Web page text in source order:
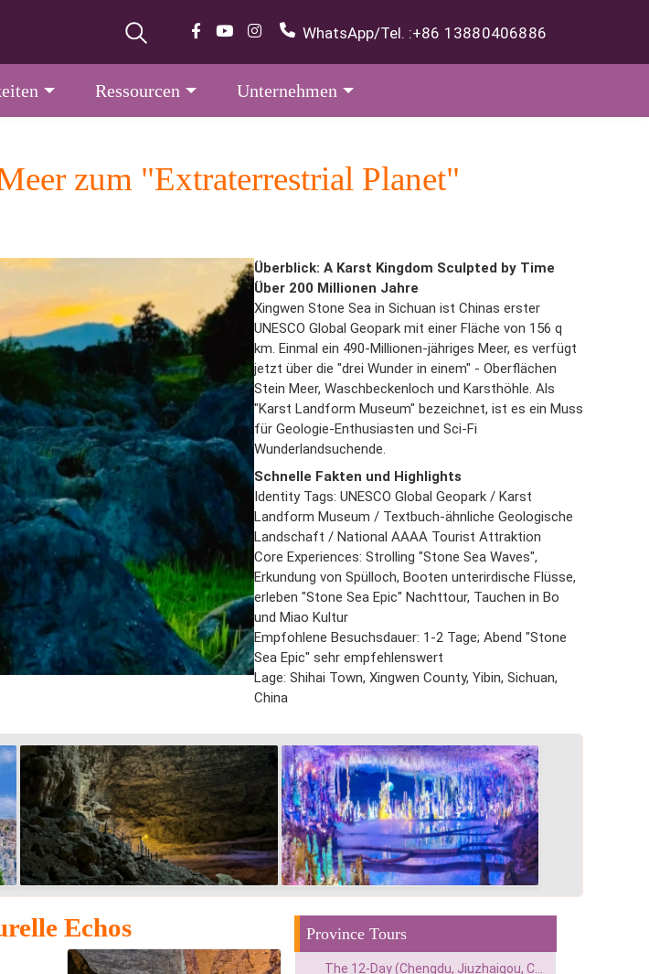
WhatsApp/Tel. :+86 13880406886
Ressourcen Unternehmen
zum "Extraterrestrial Planet"
Überblick: A Karst Kingdom Sculpted by Time
Über 200 Millionen Jahre
Xingwen Stone Sea in Sichuan ist Chinas erster
UNESCO Global Geopark mit einer Fläche von 156 q
km. Einmal ein 490-Millionen-jähriges Meer, es verfügt
jetzt über die "drei Wunder in einem" - Oberflächen
Stein Meer, Waschbeckenloch und Karsthöhle. Als
"Karst Landform Museum" bezeichnet, ist es ein Muss
für Geologie-Enthusiasten und Sci-Fi
Wunderlandsuchende.
Schnelle Fakten und Highlights
Identity Tags: UNESCO Global Geopark / Karst
Landform Museum / Textbuch-ähnliche Geologische
Landschaft / National AAAA Tourist Attraktion
Core Experiences: Strolling "Stone Sea Waves",
Erkundung von Spülloch, Booten unterirdische Flüsse,
erleben "Stone Sea Epic" Nachttour, Tauchen in Bo
und Miao Kultur
Empfohlene Besuchsdauer: 1-2 Tage; Abend "Stone
Sea Epic" sehr empfehlenswert
Lage: Shihai Town, Xingwen County, Yibin, Sichuan,
China
Province Tours
Echos